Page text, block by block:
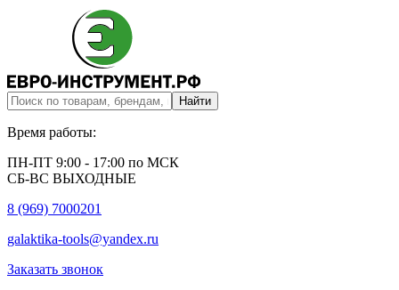
Время работы:
ПН-ПТ 9:00 - 17:00 по МСК
СБ-ВС ВЫХОДНЫЕ
8 (969) 7000201
galaktika-tools@yandex.ru
Заказать звонок